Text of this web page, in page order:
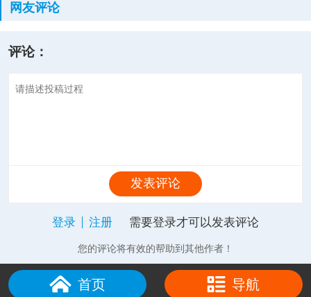
网友评论
评论：
发表评论
登录 注册 需要登录才可以发表评论
您的评论将有效的帮助到其他作者！
首页 导航